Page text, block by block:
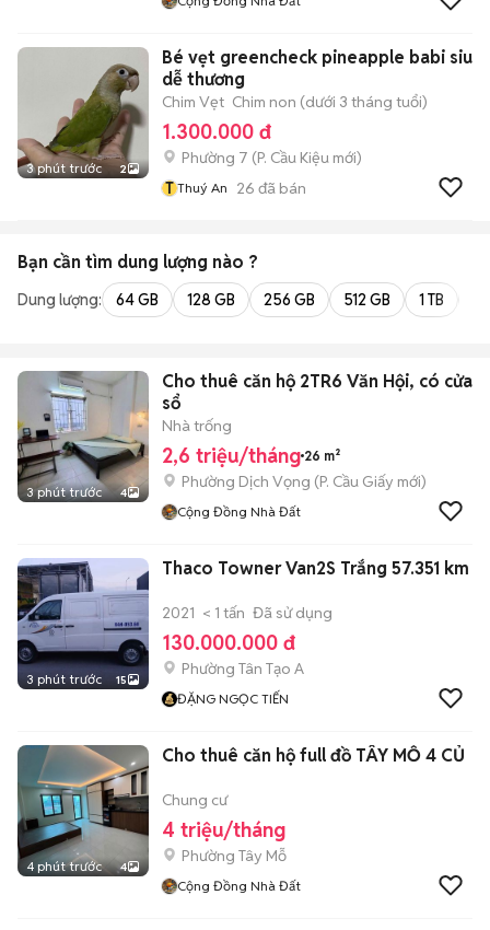
3 phút trước 2
Bé vẹt greencheck pineapple babi siu
dễ thương
Chim Vẹt Chim non (dưới 3 tháng tuổi)
1.300.000 đ
Phường 7 (P. Cầu Kiệu mới)
T Thuý An 26 đã bán
Bạn cần tìm dung lượng nào ?
Dung lượng: 64 GB 128 GB 256 GB 512 GB 1 TB
3 phút trước 4
Cho thuê căn hộ 2TR6 Văn Hội, có cửa
sổ
Nhà trống
2,6 triệu/tháng 26 m²
Phường Dịch Vọng (P. Cầu Giấy mới)
Cộng Đồng Nhà Đất
3 phút trước 15
Thaco Towner Van2S Trắng 57.351 km
2021 < 1 tấn Đã sử dụng
130.000.000 đ
Phường Tân Tạo A
ĐẶNG NGỌC TIẾN
4 phút trước 4
Cho thuê căn hộ full đồ TÂY MỖ 4 CỦ
Chung cư
4 triệu/tháng
Phường Tây Mỗ
Cộng Đồng Nhà Đất